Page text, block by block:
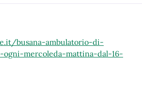
busana-ambulatorio-di-
ogni-mercoleda-mattina-dal-16-